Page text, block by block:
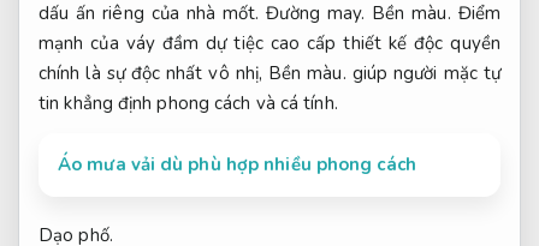
dấu ấn riêng của nhà mốt.Đường may. Bền màu. Điểm
mạnh của váy đầm dự tiệc cao cấp thiết kế độc quyền
chính là sự độc nhất vô nhị, Bền màu. giúp người mặc tự
tin khẳng định phong cách và cá tính.
Áo mưa vải dù phù hợp nhiều phong cách
Dạo phố.